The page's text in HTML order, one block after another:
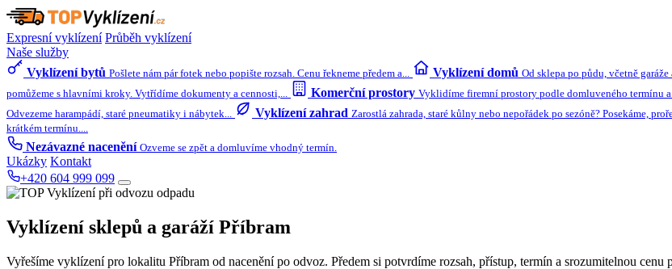
Expresní vyklízení Průběh vyklízení
Naše služby
Vyklízení bytů Pošlete nám pár fotek nebo popište rozsah. Cenu řekneme předem a... Vyklízení domů Od sklepa po půdu, včetně
pomůžeme s hlavními kroky. Vytřídíme dokumenty a cennosti,...
Komerční prostory Vyklidíme firemní prostory podle domluveného termínu a
Odvezeme harampádí, staré pneumatiky i nábytek...
Vyklízení zahrad Zarostlá zahrada, staré kůlny nebo nepořádek po sezóně? Posekáme,
krátkém termínu....
Nezávazné nacenění Ozveme se zpět a domluvíme vhodný termín.
Ukázky Kontakt
+420 604 999 099
Vyklízení sklepů a garáží Příbram
Vyřešíme vyklízení pro lokalitu Příbram od nacenění po odvoz. Předem si potvrdíme rozsah, přístup, termín a srozumitelnou cenu